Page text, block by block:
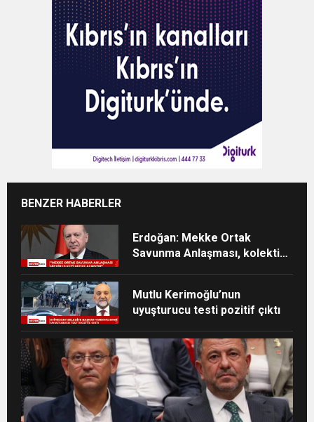
BENZER HABERLER
Erdoğan: Mekke Ortak
Savunma Anlaşması, kolektif
Mutlu Kerimoğlu’nun
uyuşturucu testi pozitif çıktı